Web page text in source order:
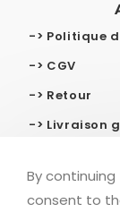
-> Politique
-> CGV
-> Retour
-> Livraison
©
By
consent to